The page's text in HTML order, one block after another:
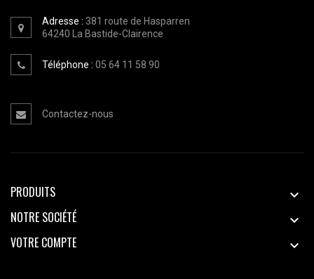
Adresse : 381 route de Hasparren
64240 La Bastide-Clairence
Téléphone : 05 64 11 58 90
Contactez-nous
PRODUITS

NOTRE SOCIÉTÉ

VOTRE COMPTE
